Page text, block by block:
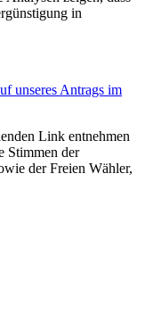
in
unseres Antrags im
Link entnehmen
Stimmen der
der Freien Wähler,